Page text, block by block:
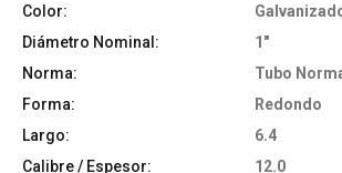
Color:
Diámetro Nominal:
1"
Norma:
Tubo
Forma:
Redondo
Largo:
6.4
Calibre / Espesor:
12.0